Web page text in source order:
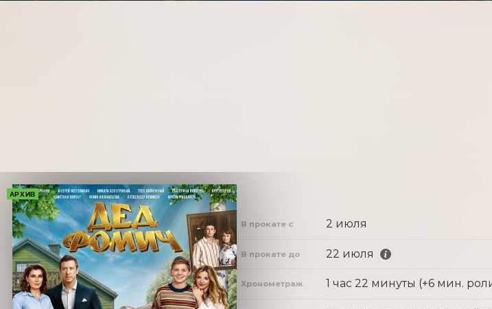
АРХИВ
В прокате с 2 июля
В прокате до 22 июля
Хронометраж 1 час 22 минуты (+6 мин.